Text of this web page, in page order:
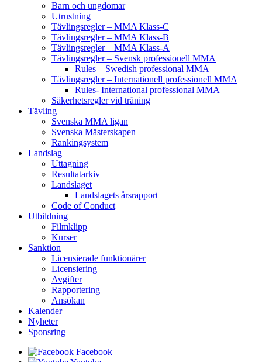
Barn och ungdomar
Utrustning
Tävlingsregler – MMA Klass-C
Tävlingsregler – MMA Klass-B
Tävlingsregler – MMA Klass-A
Tävlingsregler – Svensk professionell MMA
Rules – Swedish professional MMA
Tävlingsregler – Internationell professionell MMA
Rules- International professional MMA
Säkerhetsregler vid träning
Tävling
Svenska MMA ligan
Svenska Mästerskapen
Rankingsystem
Landslag
Uttagning
Resultatarkiv
Landslaget
Landslagets årsrapport
Code of Conduct
Utbildning
Filmklipp
Kurser
Sanktion
Licensierade funktionärer
Licensiering
Avgifter
Rapportering
Ansökan
Kalender
Nyheter
Sponsring
Facebook